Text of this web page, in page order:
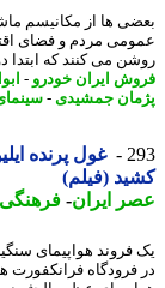
ها از مکانیسم ماشه،
مردم و فضای
می کنند که ابتدا
ایران خودرو-
جمشیدی-سینمای
(فیلم)
ایران- فرهنگی-10 ماه پیش - دوشنبه 7 مهر 1404، 15:25
فرانکفورت هان